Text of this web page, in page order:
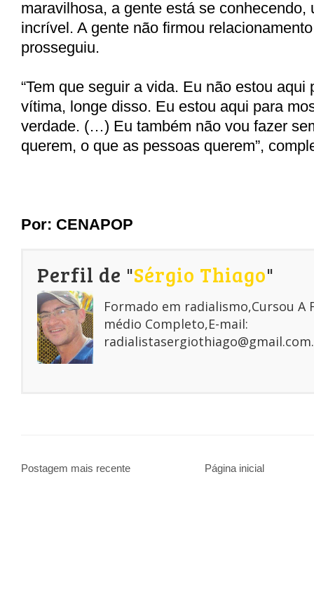
maravilhosa, a gente está se conhecendo,
incrível. A gente não firmou
prosseguiu.
“Tem que seguir a vida. Eu não estou aqui
vítima, longe disso. Eu estou aqui para
verdade. (…) Eu também não vou fazer
querem, o que as pessoas querem”,
Por: CENAPOP
Perfil de "Sérgio Thiago"
Formado em radialismo,Cursou A
médio Completo,E-mail:
radialistasergiothiago@gmail.com.
Postagem mais recente Página inicial